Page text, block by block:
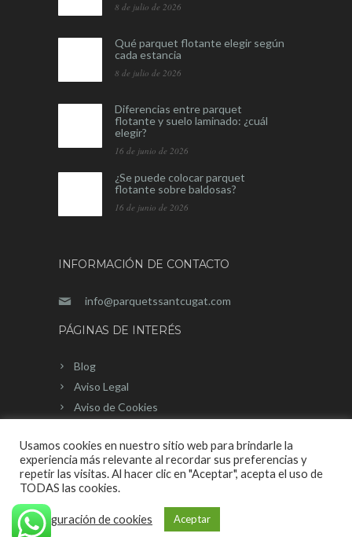
8 de julio de 2026
Qué parquet flotante elegir según
cada estancia
8 de julio de 2026
Diferencias entre parquet
flotante y suelo laminado: ¿cuál
elegir?
16 de junio de 2026
¿Se puede colocar parquet
flotante sobre baldosas?
16 de junio de 2026
INFORMACIÓN DE CONTACTO
info@parquetssantcugat.com
PÁGINAS DE INTERÉS
Blog
Aviso Legal
Aviso de Cookies
Página Web desarrollada por © 2020 |
Usamos cookies en nuestro sitio web para brindarle la
experiencia más relevante al recordar sus preferencias y
repetir las visitas. Al hacer clic en "Aceptar", acepta el uso de
TODAS las cookies.
Configuración de cookies Aceptar